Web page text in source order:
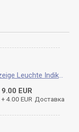
Mercedes TN T1N Bremer Vorglüh-Anzeige Leuchte Indikator Signalleuchte Warnleuchte original A0015451815
9.00 EUR
+ 4.00 EUR Доставка